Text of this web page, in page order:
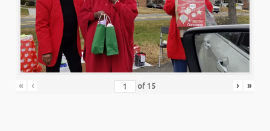
« ‹ of 15 › »